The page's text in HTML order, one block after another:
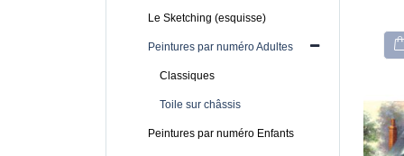
Le Sketching (esquisse)
Peintures par numéro Adultes
Classiques
Toile sur châssis
Peintures par numéro EnfantsModèle Chien